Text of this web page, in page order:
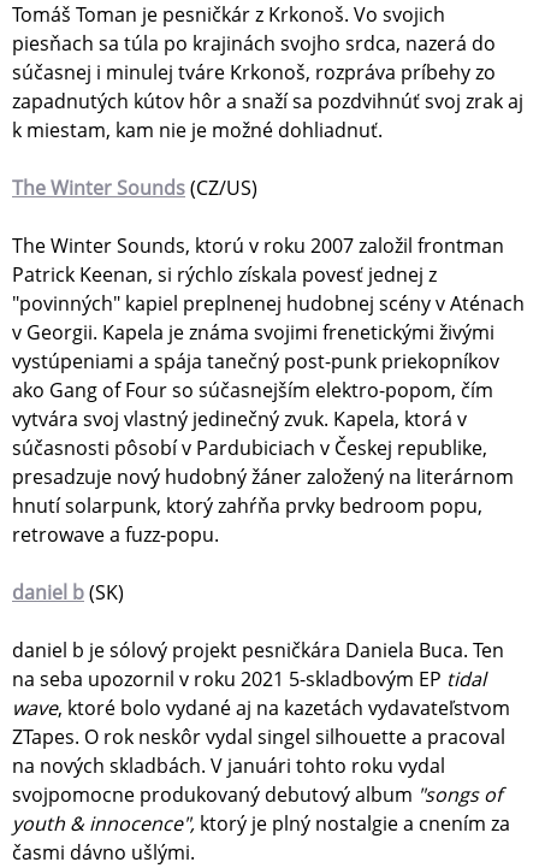
Tomáš Toman je pesničkár z Krkonoš. Vo svojich
piesňach sa túla po krajinách svojho srdca, nazerá do
súčasnej i minulej tváre Krkonoš, rozpráva príbehy zo
zapadnutých kútov hôr a snaží sa pozdvihnúť svoj zrak aj
k miestam, kam nie je možné dohliadnuť.
The Winter Sounds(CZ/US)
The Winter Sounds, ktorú v roku 2007 založil frontman
Patrick Keenan, si rýchlo získala povesť jednej z
"povinných" kapiel preplnenej hudobnej scény v Aténach
v Georgii. Kapela je známa svojimi frenetickými živými
vystúpeniami a spája tanečný post-punk priekopníkov
ako Gang of Four so súčasnejším elektro-popom, čím
vytvára svoj vlastný jedinečný zvuk. Kapela, ktorá v
súčasnosti pôsobí v Pardubiciach v Českej republike,
presadzuje nový hudobný žáner založený na literárnom
hnutí solarpunk, ktorý zahŕňa prvky bedroom popu,
retrowave a fuzz-popu.
daniel b(SK)
daniel b je sólový projekt pesničkára Daniela Buca. Ten
na seba upozornil v roku 2021 5-skladbovým EP tidal
wave, ktoré bolo vydané aj na kazetách vydavateľstvom
ZTapes. O rok neskôr vydal singel silhouette a pracoval
na nových skladbách. V januári tohto roku vydal
svojpomocne produkovaný debutový album "songs of
youth & innocence", ktorý je plný nostalgie a cnením za
časmi dávno ušlými.